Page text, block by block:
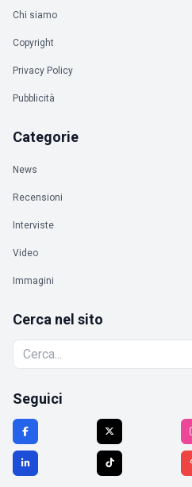
Chi siamo
Copyright
Privacy Policy
Pubblicità
Categorie
News
Recensioni
Interviste
Video
Immagini
Cerca nel sito
Seguici